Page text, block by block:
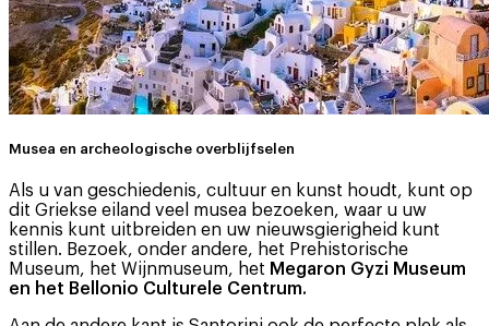
Musea en archeologische overblijfselen
Als u van geschiedenis, cultuur en kunst houdt, kunt op
dit Griekse eiland veel musea bezoeken, waar u uw
kennis kunt uitbreiden en uw nieuwsgierigheid kunt
stillen. Bezoek, onder andere, het Prehistorische
Museum, het Wijnmuseum, het Megaron Gyzi Museum
en het Bellonio Culturele Centrum.